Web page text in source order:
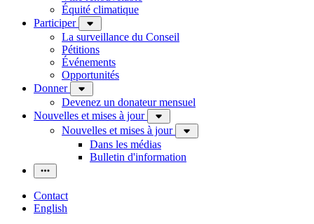
Équité climatique
Participer
La surveillance du Conseil
Pétitions
Événements
Opportunités
Donner
Devenez un donateur mensuel
Nouvelles et mises à jour
Nouvelles et mises à jour
Dans les médias
Bulletin d'information
Contact
English